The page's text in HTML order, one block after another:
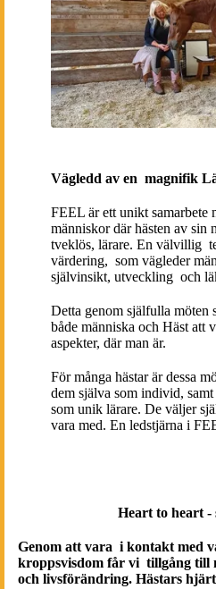
Vägledd av en magnifik
FEEL är ett unikt samarbete
människor där hästen av sin
tveklös, lärare. En välvillig
värdering, som vägleder
självinsikt, utveckling och
Detta genom själfulla möten
både människa och Häst att
aspekter, där man är.
För många hästar är dessa
dem själva som individ,
som unik lärare. De väljer
vara med. En ledstjärna i
Heart to heart -
Genom att vara i kontakt med
kroppsvisdom får vi tillgång till
och livsförändring. Hästars